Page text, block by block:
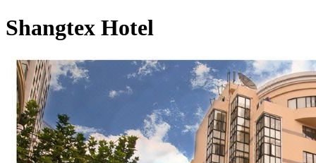
Shangtex Hotel